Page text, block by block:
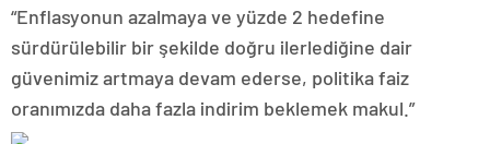
“Enflasyonun azalmaya ve yüzde 2 hedefine
sürdürülebilir bir şekilde doğru ilerlediğine dair
güvenimiz artmaya devam ederse, politika faiz
oranımızda daha fazla indirim beklemek makul.”